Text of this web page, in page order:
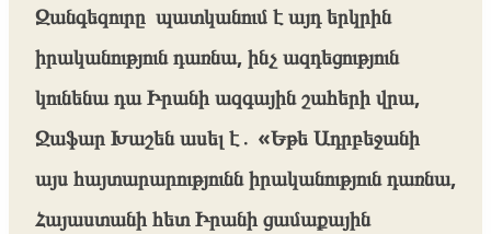
Զանգեզուրը պատկանում է այդ երկրին
իրականություն դառնա, ինչ ազդեցություն
կունենա դա Իրանի ազգային շահերի վրա,
Ջաֆար Խաշեն ասել է․ «Եթե ​​Ադրբեջանի
այս հայտարարությունն իրականություն դառնա,
Հայաստանի հետ Իրանի ցամաքային